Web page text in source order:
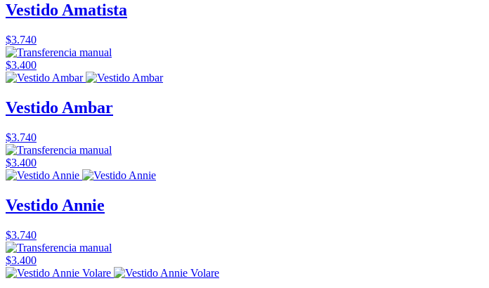
Vestido Amatista
$3.740
$3.400
Vestido Ambar
$3.740
$3.400
Vestido Annie
$3.740
$3.400